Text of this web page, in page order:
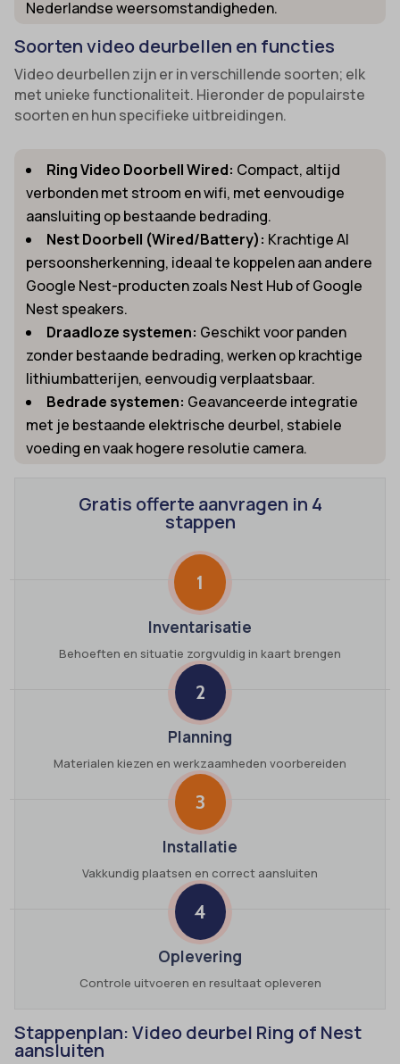
Nederlandse weersomstandigheden.
Soorten video deurbellen en functies
Video deurbellen zijn er in verschillende soorten; elk
met unieke functionaliteit. Hieronder de populairste
soorten en hun specifieke uitbreidingen.
Ring Video Doorbell Wired: Compact, altijd
verbonden met stroom en wifi, met eenvoudige
aansluiting op bestaande bedrading.
Nest Doorbell (Wired/Battery): Krachtige AI
persoonsherkenning, ideaal te koppelen aan andere
Google Nest-producten zoals Nest Hub of Google
Nest speakers.
Draadloze systemen: Geschikt voor panden
zonder bestaande bedrading, werken op krachtige
lithiumbatterijen, eenvoudig verplaatsbaar.
Bedrade systemen: Geavanceerde integratie
met je bestaande elektrische deurbel, stabiele
voeding en vaak hogere resolutie camera.
Gratis offerte aanvragen in 4
stappen
1
Inventarisatie
Behoeften en situatie zorgvuldig in kaart brengen
2
Planning
Materialen kiezen en werkzaamheden voorbereiden
3
Installatie
Vakkundig plaatsen en correct aansluiten
4
Oplevering
Controle uitvoeren en resultaat opleveren
Stappenplan: Video deurbel Ring of Nest
aansluiten